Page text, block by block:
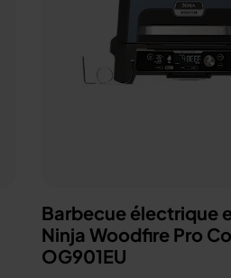
Barbecue électrique
Ninja Woodfire Pro
OG901EU